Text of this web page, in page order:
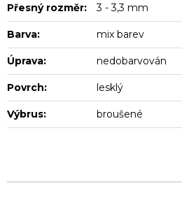
Přesný rozměr: 3 - 3,3 mm
Barva: mix barev
Úprava: nedobarvován
Povrch: lesklý
Výbrus: broušené